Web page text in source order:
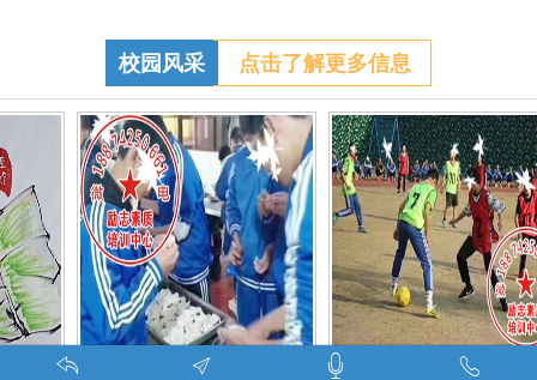
校园风采 点击了解更多信息